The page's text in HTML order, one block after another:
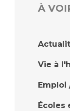
À
Vie à